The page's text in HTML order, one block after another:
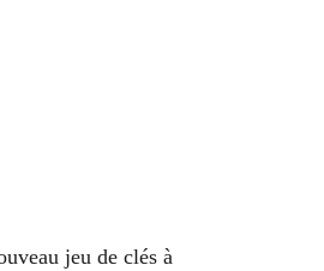
jeu de clés à